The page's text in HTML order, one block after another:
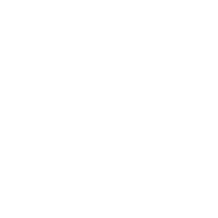
наружное кольцо. Артикул UC205-
отверстием на вал 22,225 мм,